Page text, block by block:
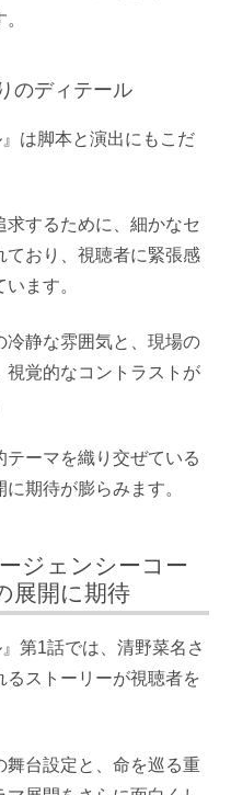
のディテール
は脚本と演出にもこだ
するために、細かなセ
ており、視聴者に緊張感
ます。
冷静な雰囲気と、現場の
視覚的なコントラストが
テーマを織り交ぜている
期待が膨らみます。
ジェンシーコー
展開に期待
第1話では、清野菜名さ
るストーリーが視聴者を
舞台設定と、命を巡る重